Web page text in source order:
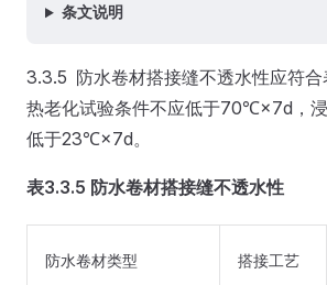
条文说明
3.3.5 防水卷材搭接缝不透水性应符合
热老化试验条件不应低于70℃×7d，
低于23℃×7d。
表3.3.5 防水卷材搭接缝不透水性
防水卷材类型 搭接工艺